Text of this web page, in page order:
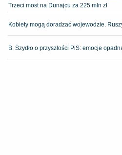
Trzeci most na Dunajcu za 225 mln zł
Kobiety mogą doradzać wojewodzie.
B. Szydło o przyszłości PiS: emocje